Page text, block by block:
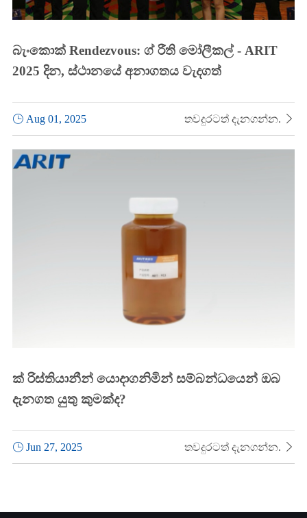
බැංකොක් Rendezvous: ග් රීති මෝලීකල් - ARIT
2025 දින, ස්ථානයේ අනාගතය වැදගත්
Aug 01, 2025 තවදුරටත් දැනගන්න. 
ක් රිස්තියානීන් යොදාගනිමින් සම්බන්ධයෙන් ඔබ
දැනගත යුතු කුමක්ද?
Jun 27, 2025 තවදුරටත් දැනගන්න. 